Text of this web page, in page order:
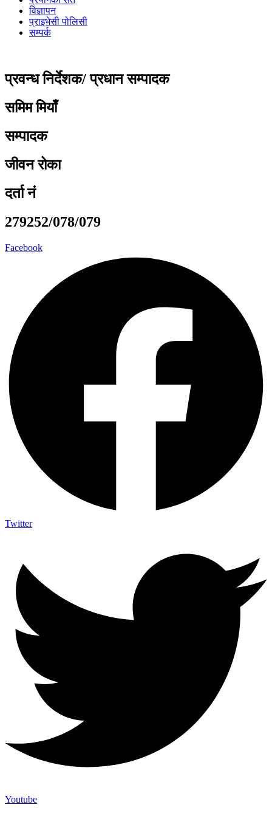
विज्ञापन
प्राइभेसी पोलिसी
सम्पर्क
प्रवन्ध निर्देशक/ प्रधान सम्पादक
समिम मियाँ
सम्पादक
जीवन रोका
दर्ता नं
279252/078/079
Facebook
Twitter
Youtube